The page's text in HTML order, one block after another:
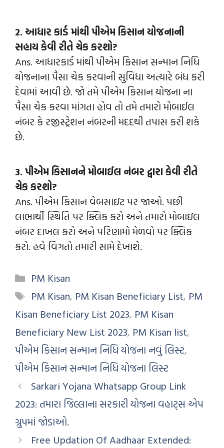
2. આધાર કાર્ડ માંથી પીએમ કિસાન યોજનાની
સહાય કેવી રીતે ચેક કરશો?
Ans. આધારકાર્ડ માંથી પીએમ કિસાન સન્માન નિધિ
યોજનાના પૈસા ચેક કરવાની સુવિધા અત્યારે બંધ કરી
દેવામાં આવી છે. જો તમે પીએમ કિસાન યોજના ના
પૈસા ચેક કરવા માંગતા હોવ તો તમે તમારો મોબાઈલ
નંબર કે રજીસ્ટ્રેશન નંબરની મદદથી તપાસ કરી શકે
છે.
3. પીએમ કિસાનને મોબાઈલ નંબર દ્વારા કેવી રીતે
ચેક કરશો?
Ans. પીએમ કિસાન વેબસાઇટ પર જાઓ. પછી
લાભાર્થી સ્થિતિ પર ક્લિક કરો અને તમારો મોબાઇલ
નંબર દાખલ કરો અને પરિણામો મેળવો પર ક્લિક
કરો. હવે વિગતો તમારી સામે દેખાશે.
PM Kisan
PM Kisan, PM Kisan Beneficiary List, PM
Kisan Beneficiary List 2023, PM Kisan
Beneficiary New List 2023, PM Kisan list,
પીએમ કિસાન સન્માન નિધિ યોજના નવું લિસ્ટ,
પીએમ કિસાન સન્માન નિધિ યોજના લિસ્ટ
Sarkari Yojana Whatsapp Group Link
2023: તમારા જિલ્લાના સરકારી યોજના વહાટ્સ એપ
ગ્રુપમાં જોડાઓ.
Free Updation Of Aadhaar Extended: